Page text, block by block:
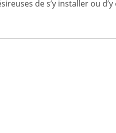
de s’y installer ou